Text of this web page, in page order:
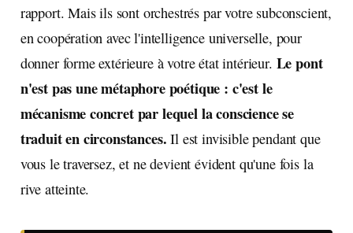
rapport. Mais ils sont orchestrés par votre subconscient,
en coopération avec l'intelligence universelle, pour
donner forme extérieure à votre état intérieur. Le pont
n'est pas une métaphore poétique : c'est le
mécanisme concret par lequel la conscience se
traduit en circonstances. Il est invisible pendant que
vous le traversez, et ne devient évident qu'une fois la
rive atteinte.